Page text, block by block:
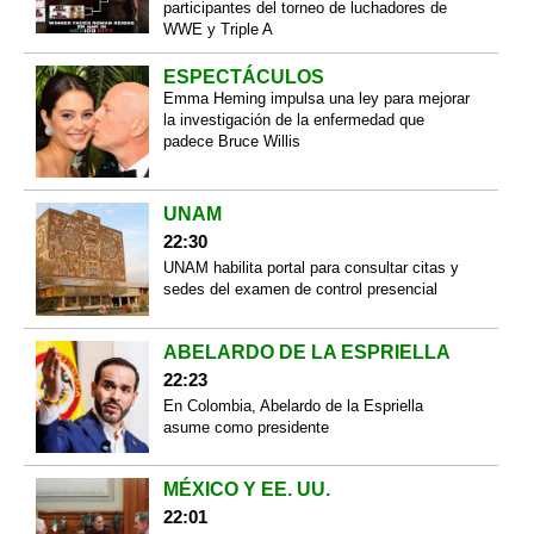
participantes del torneo de luchadores de
WWE y Triple A
ESPECTÁCULOS
Emma Heming impulsa una ley para mejorar
la investigación de la enfermedad que
padece Bruce Willis
UNAM
22:30
UNAM habilita portal para consultar citas y
sedes del examen de control presencial
ABELARDO DE LA ESPRIELLA
22:23
En Colombia, Abelardo de la Espriella
asume como presidente
MÉXICO Y EE. UU.
22:01